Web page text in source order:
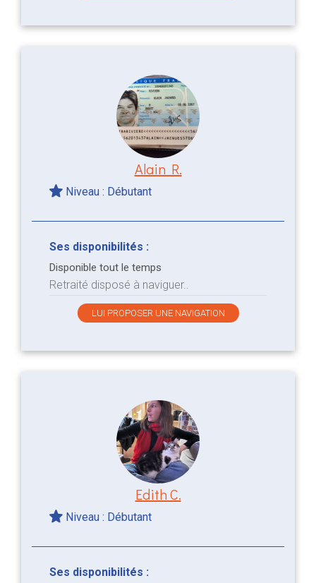
Alain R.
Niveau : Débutant
Ses disponibilités :
Disponible tout le temps
Retraité disposé à naviguer..
LUI PROPOSER UNE NAVIGATION
Edith C.
Niveau : Débutant
Ses disponibilités :